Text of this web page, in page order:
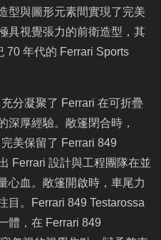
型與圖形元素間實現了完美
具視覺張力的前衛造型，其
70 年代的 Ferrari Sports
充分凝聚了 Ferrari 在可折疊
深厚經驗。敞篷閉合時，
完美保留了 Ferrari 849
Ferrari 設計與工程團隊在並
心血。敞篷開啟時，車尾力
目。
Ferrari 849 Testarossa
體，在 Ferrari 849